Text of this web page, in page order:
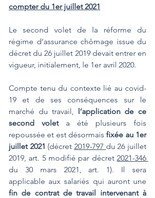
compter du 1er juillet 2021
Le second volet de la réforme du
régime d’assurance chômage issue du
décret du 26 juillet 2019 devait entrer en
vigueur, initialement, le 1er avril 2020.
Compte tenu du contexte lié au covid-
19 et de ses conséquences sur le
marché du travail, l’application de ce
second volet a été plusieurs fois
repoussée et est désormais fixée au 1er
juillet 2021 (décret 2019-797 du 26 juillet
2019, art. 5 modifié par décret
du 30 mars 2021, art. 1). Il sera
applicable aux salariés qui auront une
fin de contrat de travail intervenant à